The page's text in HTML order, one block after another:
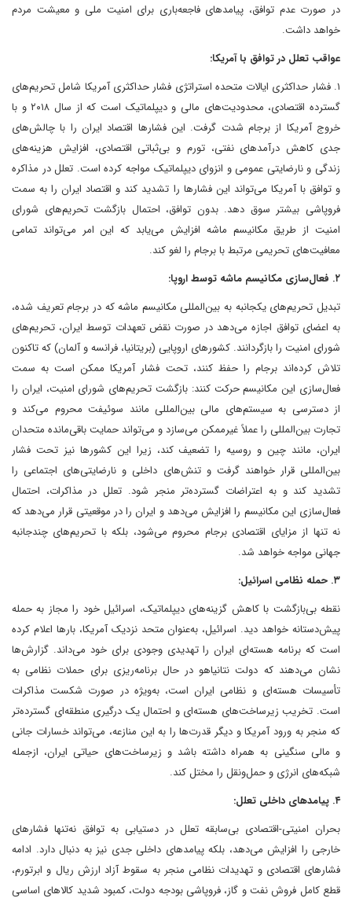
در صورت عدم توافق، پیامدهای فاجعه‌باری برای امنیت ملی و معیشت مردم
خواهد داشت.
عواقب تعلل در توافق با آمریکا:
۱. فشار حداکثری ایالات متحده استراتژی فشار حداکثری آمریکا شامل تحریم‌های
گسترده اقتصادی، محدودیت‌های مالی و دیپلماتیک است که از سال ۲۰۱۸ و با
خروج آمریکا از برجام شدت گرفت. این فشارها اقتصاد ایران را با چالش‌های
جدی کاهش درآمدهای نفتی، تورم و بی‌ثباتی اقتصادی، افزایش هزینه‌های
زندگی و نارضایتی عمومی و انزوای دیپلماتیک مواجه کرده است. تعلل در مذاکره
و توافق با آمریکا می‌تواند این فشارها را تشدید کند و اقتصاد ایران را به سمت
فروپاشی بیشتر سوق دهد. بدون توافق، احتمال بازگشت تحریم‌های شورای
امنیت از طریق مکانیسم ماشه افزایش می‌یابد که این امر می‌تواند تمامی
معافیت‌های تحریمی مرتبط با برجام را لغو کند.
۲. فعال‌سازی مکانیسم ماشه توسط اروپا:
تبدیل تحریم‌های یکجانبه به بین‌المللی مکانیسم ماشه که در برجام تعریف شده،
به اعضای توافق اجازه می‌دهد در صورت نقض تعهدات توسط ایران، تحریم‌های
شورای امنیت را بازگردانند. کشورهای اروپایی (بریتانیا، فرانسه و آلمان) که تاکنون
تلاش کرده‌اند برجام را حفظ کنند، تحت فشار آمریکا ممکن است به سمت
فعال‌سازی این مکانیسم حرکت کنند: بازگشت تحریم‌های شورای امنیت، ایران را
از دسترسی به سیستم‌های مالی بین‌المللی مانند سوئیفت محروم می‌کند و
تجارت بین‌المللی را عملاً غیرممکن می‌سازد و می‌تواند حمایت باقی‌مانده متحدان
ایران، مانند چین و روسیه را تضعیف کند، زیرا این کشورها نیز تحت فشار
بین‌المللی قرار خواهند گرفت و تنش‌های داخلی و نارضایتی‌های اجتماعی را
تشدید کند و به اعتراضات گسترده‌تر منجر شود. تعلل در مذاکرات، احتمال
فعال‌سازی این مکانیسم را افزایش می‌دهد و ایران را در موقعیتی قرار می‌دهد که
نه تنها از مزایای اقتصادی برجام محروم می‌شود، بلکه با تحریم‌های چندجانبه
جهانی مواجه خواهد شد.
۳. حمله نظامی اسرائیل:
نقطه بی‌بازگشت با کاهش گزینه‌های دیپلماتیک، اسرائیل خود را مجاز به حمله
پیش‌دستانه خواهد دید. اسرائیل، به‌عنوان متحد نزدیک آمریکا، بارها اعلام کرده
است که برنامه هسته‌ای ایران را تهدیدی وجودی برای خود می‌داند. گزارش‌ها
نشان می‌دهند که دولت نتانیاهو در حال برنامه‌ریزی برای حملات نظامی به
تأسیسات هسته‌ای و نظامی ایران است، به‌ویژه در صورت شکست مذاکرات
است. تخریب زیرساخت‌های هسته‌ای و احتمال یک درگیری منطقه‌ای گسترده‌تر
که منجر به ورود آمریکا و دیگر قدرت‌ها را به این منازعه، می‌تواند خسارات جانی
و مالی سنگینی به همراه داشته باشد و زیرساخت‌های حیاتی ایران، ازجمله
شبکه‌های انرژی و حمل‌ونقل را مختل کند.
۴. پیامدهای داخلی تعلل:
بحران امنیتی-اقتصادی بی‌سابقه تعلل در دستیابی به توافق نه‌تنها فشارهای
خارجی را افزایش می‌دهد، بلکه پیامدهای داخلی جدی نیز به دنبال دارد. ادامه
فشارهای اقتصادی و تهدیدات نظامی منجر به سقوط آزاد ارزش ریال و ابرتورم،
قطع کامل فروش نفت و گاز، فروپاشی بودجه دولت، کمبود شدید کالاهای اساسی